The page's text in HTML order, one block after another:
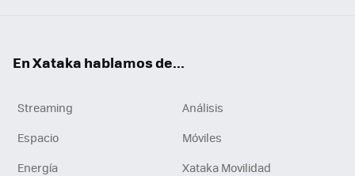
En Xataka hablamos de...
Streaming
Análisis
Espacio
Móviles
Energía
Xataka Movilidad